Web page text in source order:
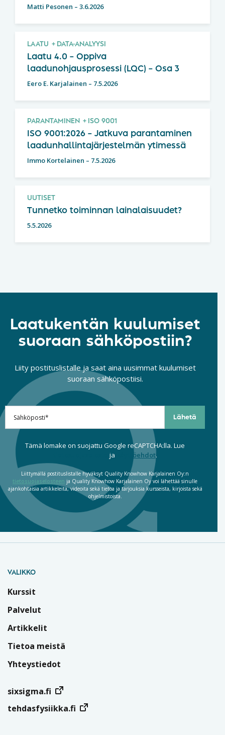
Matti Pesonen – 3.6.2026
LAATU DATA-ANALYYSI
Laatu 4.0 – Oppiva
laadunohjausprosessi (LQC) – Osa 3
Eero E. Karjalainen – 7.5.2026
PARANTAMINEN ISO 9001
ISO 9001:2026 – Jatkuva parantaminen
laadunhallintajärjestelmän ytimessä
Immo Kortelainen – 7.5.2026
UUTISET
Tunnetko toiminnan lainalaisuudet?
5.5.2026
Laatukentän kuulumiset
suoraan sähköpostiin?
Liity postituslistalle ja saat aina uusimmat kuulumiset
suoraan sähköpostiisi.
Tämä lomake on suojattu Google reCAPTCHA:lla. Lue
ja käyttöehdot.
Liittymällä postituslistalle hyväksyt Quality Knowhow Karjalainen Oy:n
tietosuojaselosteen ja Quality Knowhow Karjalainen Oy voi lähettää sinulle
ajankohtaisia artikkeleita, videoita sekä tietoa ja tarjouksia kursseista, kirjoista sekä
ohjelmistoista.
VALIKKO
Kurssit
Palvelut
Artikkelit
Tietoa meistä
Yhteystiedot
sixsigma.fi
tehdasfysiikka.fi